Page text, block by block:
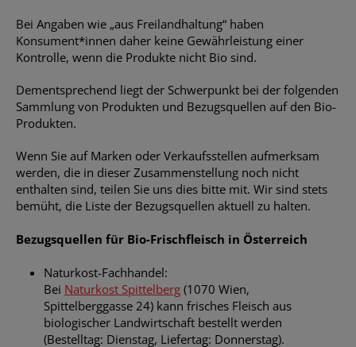
Bei Angaben wie „aus Freilandhaltung“ haben
Konsument*innen daher keine Gewährleistung einer
Kontrolle, wenn die Produkte nicht Bio sind.
Dementsprechend liegt der Schwerpunkt bei der folgenden
Sammlung von Produkten und Bezugsquellen auf den Bio-
Produkten.
Wenn Sie auf Marken oder Verkaufsstellen aufmerksam
werden, die in dieser Zusammenstellung noch nicht
enthalten sind, teilen Sie uns dies bitte mit. Wir sind stets
bemüht, die Liste der Bezugsquellen aktuell zu halten.
Bezugsquellen für Bio-Frischfleisch in Österreich
Naturkost-Fachhandel:
Bei Naturkost Spittelberg (1070 Wien,
Spittelberggasse 24) kann frisches Fleisch aus
biologischer Landwirtschaft bestellt werden
(Bestelltag: Dienstag, Liefertag: Donnerstag).